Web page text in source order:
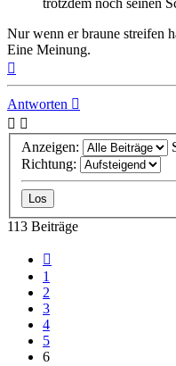
Nur wenn er braune streifen
Eine Meinung.
Antworten
Anzeigen:
Richtung:
113 Beiträge
1
2
3
4
5
6